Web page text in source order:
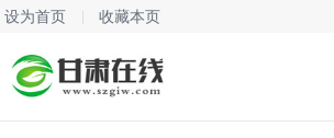
设为首页 收藏本页